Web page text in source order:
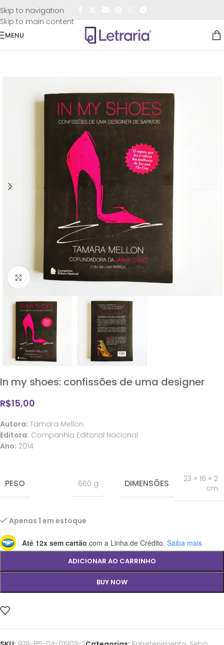
Skip to navigation
Skip to main content
FRETE GRÁTIS
MENU
Entretenimento
Clique para ampliar
In my shoes: confissões de uma designer
R$15,00
Autora: Tamara Mellon
Editora: Companhia Editorial Nacional
Ano: 2014
PESO 660 g DIMENSÕES
23 × 16 × 2
cm
Apenas 1 em estoque
Até 12x sem cartão com a Linha de Crédito. Saiba mais
ADICIONAR AO CARRINHO
BUY NOW